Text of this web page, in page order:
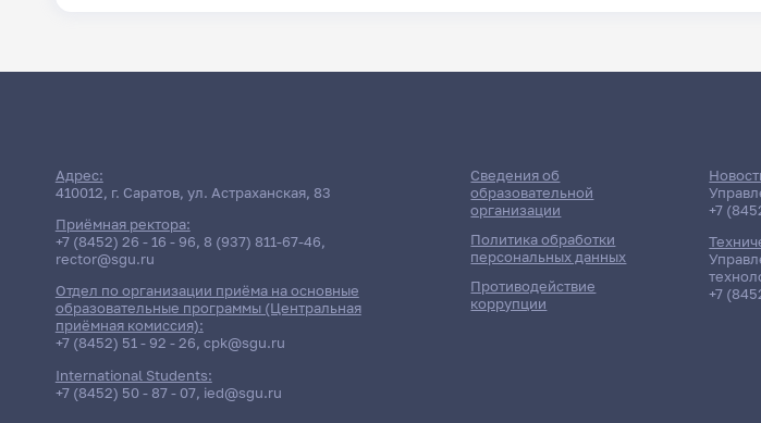
Адрес:
410012, г. Саратов, ул. Астраханская, 83
Приёмная ректора:
+7 (8452) 26 - 16 - 96, 8 (937) 811-67-46,
rector@sgu.ru
Отдел по организации приёма на основные
образовательные программы (Центральная
приёмная комиссия):
+7 (8452) 51 - 92 - 26, cpk@sgu.ru
International Students:
+7 (8452) 50 - 87 - 07, ied@sgu.ru
Сведения об
образовательной
организации
Политика обработки
персональных данных
Противодействие
коррупции
+7
+7